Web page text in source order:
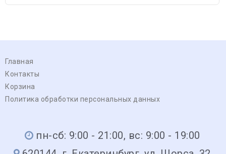
Главная
Контакты
Корзина
Политика обработки персональных данных
пн-сб: 9:00 - 21:00, вс: 9:00 - 19:00